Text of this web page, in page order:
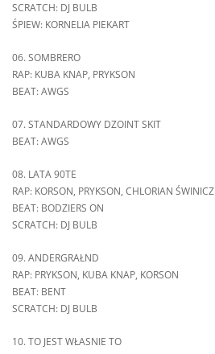
SCRATCH: DJ BULB
ŚPIEW: KORNELIA PIEKART
06. SOMBRERO
RAP: KUBA KNAP, PRYKSON
BEAT: AWGS
07. STANDARDOWY DZOINT SKIT
BEAT: AWGS
08. LATA 90TE
RAP: KORSON, PRYKSON, CHLORIAN ŚWINICZ
BEAT: BODZIERS ON
SCRATCH: DJ BULB
09. ANDERGRAŁND
RAP: PRYKSON, KUBA KNAP, KORSON
BEAT: BENT
SCRATCH: DJ BULB
10. TO JEST WŁASNIE TO